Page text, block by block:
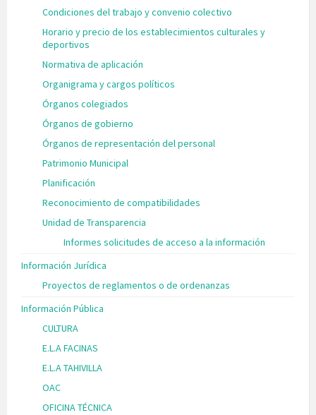
Condiciones del trabajo y convenio colectivo
Horario y precio de los establecimientos culturales y
deportivos
Normativa de aplicación
Organigrama y cargos políticos
Órganos colegiados
Órganos de gobierno
Órganos de representación del personal
Patrimonio Municipal
Planificación
Reconocimiento de compatibilidades
Unidad de Transparencia
Informes solicitudes de acceso a la información
Información Jurídica
Proyectos de reglamentos o de ordenanzas
Información Pública
CULTURA
E.L.A FACINAS
E.L.A TAHIVILLA
OAC
OFICINA TÉCNICA